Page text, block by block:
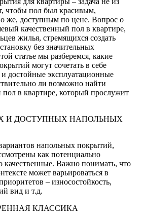
чтобы пол был красивым,
же, доступным по цене. Вопрос о
качественный пол в квартире,
жилья, стремящихся создать
без значительных
статье мы разберемся, какие
могут сочетать в себе
достойные эксплуатационные
ли возможно найти
в квартире, который прослужит
И ДОСТУПНЫХ НАПОЛЬНЫХ
напольных покрытий,
как потенциально
качественные. Важно понимать, что
может варьироваться в
– износостойкость,
вид и т.д.
КЛАССИКА